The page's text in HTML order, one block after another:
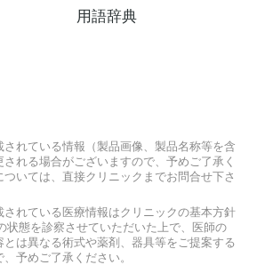
用語辞典
れている情報（製品画像、製品名称等を含
れる場合がございますので、予めご了承く
いては、直接クリニックまでお問合せ下さ
れている医療情報はクリニックの基本方針
状態を診察させていただいた上で、医師の
とは異なる術式や薬剤、器具等をご提案する
予めご了承ください。